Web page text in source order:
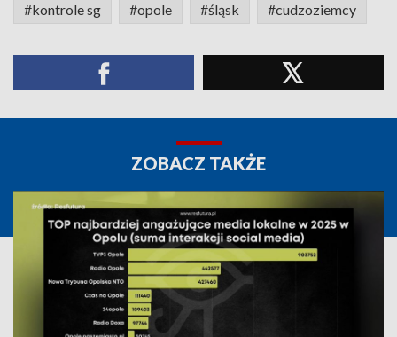
#kontrole sg #opole #śląsk #cudzoziemcy
ZOBACZ TAKŻE